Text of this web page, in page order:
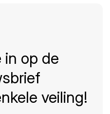
in op de
veiling!